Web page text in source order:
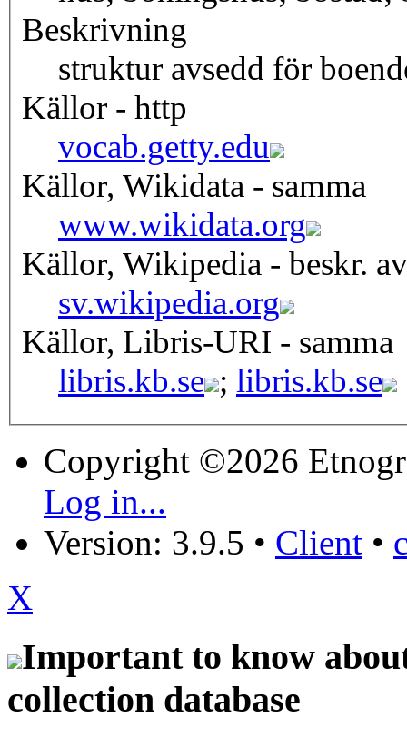
Beskrivning
struktur avsedd för
Källor - http
vocab.getty.edu
Källor, Wikidata - samma
www.wikidata.org
Källor, Wikipedia - beskr. av
sv.wikipedia.org
Källor, Libris-URI - samma
libris.kb.se ; libris.kb.se
Copyright ©2026
Log in...
Version: 3.9.5 • Client •
X
Important to know
collection database